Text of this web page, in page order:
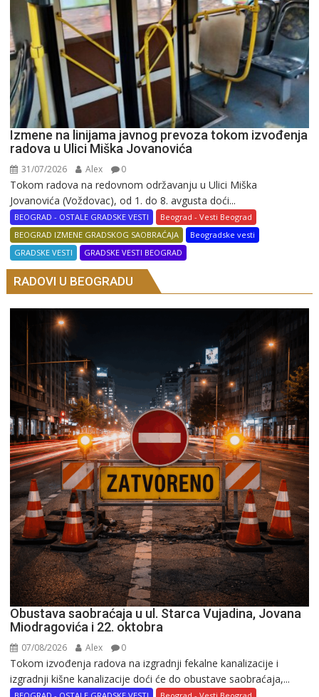
Izmene na linijama javnog prevoza tokom izvođenja
radova u Ulici Miška Jovanovića
31/07/2026 Alex 0
Tokom radova na redovnom održavanju u Ulici Miška
Jovanovića (Voždovac), od 1. do 8. avgusta doći...
BEOGRAD - OSTALE GRADSKE VESTI
Beograd - Vesti Beograd
BEOGRAD IZMENE GRADSKOG SAOBRAĆAJA
Beogradske vesti
GRADSKE VESTI
GRADSKE VESTI BEOGRAD
RADOVI U BEOGRADU
Obustava saobraćaja u ul. Starca Vujadina, Jovana
Miodragovića i 22. oktobra
07/08/2026 Alex 0
Tokom izvođenja radova na izgradnji fekalne kanalizacije i
izgradnji kišne kanalizacije doći će do obustave saobraćaja,...